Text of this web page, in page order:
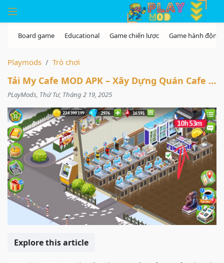
Playmods Trò chơi
Tải My Cafe MOD APK – Xây Dựng Quán Cafe Trong Mơ
PLayMods, Thứ Tư, Tháng 2 19, 2025
Explore this article